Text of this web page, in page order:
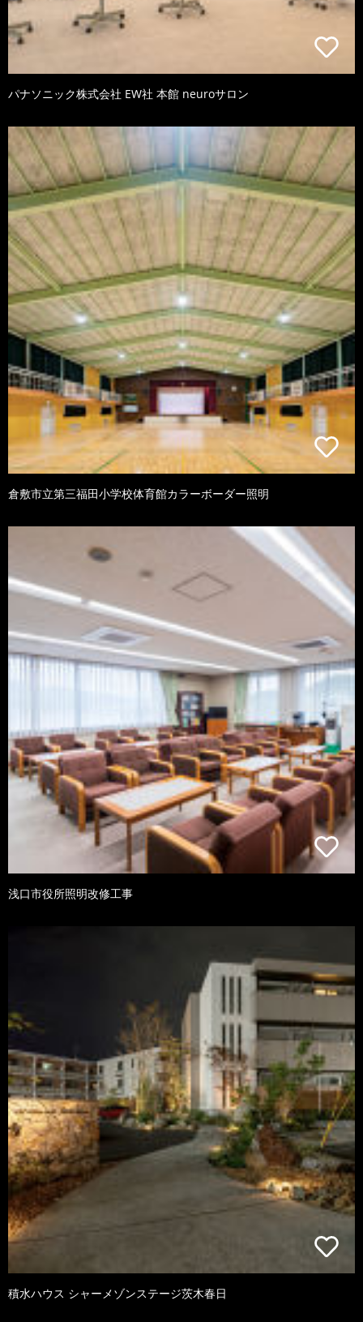
パナソニック株式会社 EW社 本館 neuroサロン
倉敷市立第三福田小学校体育館カラーボーダー照明
浅口市役所照明改修工事
積水ハウス シャーメゾンステージ茨木春日